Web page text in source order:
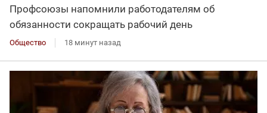
Профсоюзы напомнили работодателям об
обязанности сокращать рабочий день
Общество 18 минут назад